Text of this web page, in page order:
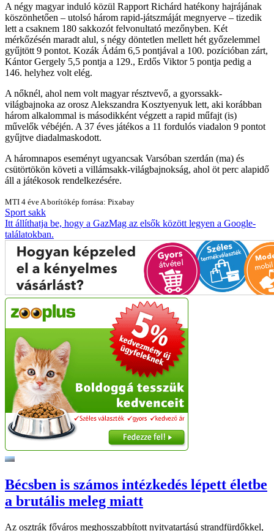
A négy magyar induló közül Rapport Richárd hatékony hajrájának
köszönhetően – utolsó három rapid-játszmáját megnyerve – tizedik
lett a csaknem 180 sakkozót felvonultató mezőnyben. Két
mérkőzésén maradt alul, s négy döntetlen mellett hét győzelemmel
gyűjtött 9 pontot. Kozák Ádám 6,5 pontjával a 100. pozícióban zárt,
Kántor Gergely 5,5 pontja a 129., Erdős Viktor 5 pontja pedig a
146. helyhez volt elég.
A nőknél, ahol nem volt magyar résztvevő, a gyorssakk-
világbajnoka az orosz Alekszandra Kosztyenyuk lett, aki korábban
három alkalommal is másodikként végzett a rapid műfajt (is)
művelők vébéjén. A 37 éves játékos a 11 fordulós viadalon 9 pontot
gyűjtve diadalmaskodott.
A háromnapos eseményt ugyancsak Varsóban szerdán (ma) és
csütörtökön követi a villámsakk-világbajnokság, ahol öt perc alapidő
áll a játékosok rendelkezésére.
MTI 4 éve A borítókép forrása: Pixabay
Sport sakk
Itt állíthatja be, hogy a GazMag az elsők között legyen a Google-
találatokban.
Bécsben is számos intézkedés lépett életbe
a brutális meleg miatt
Az osztrák főváros meghosszabbított nyitvatartású strandfürdőkkel,